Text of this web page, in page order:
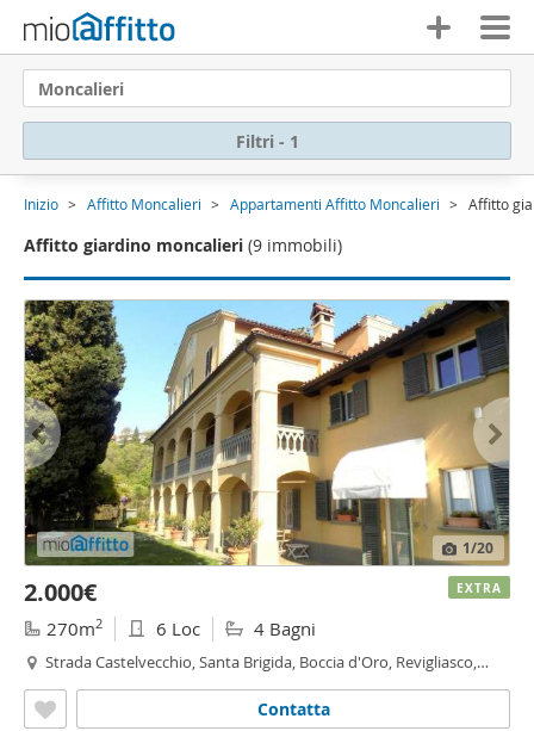
Moncalieri
Filtri - 1
Inizio Affitto Moncalieri Appartamenti Affitto Moncalieri Affitto
Affitto giardino moncalieri (9 immobili)
1/20
2.000€
270m2 6 Loc 4 Bagni
Strada Castelvecchio, Santa Brigida, Boccia d'Oro, Revigliasco,
Contatta
EXTRA